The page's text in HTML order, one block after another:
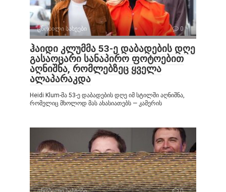
ცნობილი სახეები 0
ჰაიდი კლუმმა 53-ე დაბადების დღე
გასაოცარი სანაპირო ფოტოებით
აღნიშნა, რომლებზეც ყველა
ალაპარაკდა
Heidi Klum-მა 53-ე დაბადების დღე იმ სტილში აღნიშნა,
რომელიც მხოლოდ მას ახასიათებს — კამერის